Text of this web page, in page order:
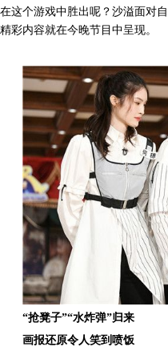
在这个游戏中胜出呢？沙溢面对
精彩内容就在今晚节目中呈现。
“抢凳子”“水炸弹”归来
画报还原令人笑到喷饭